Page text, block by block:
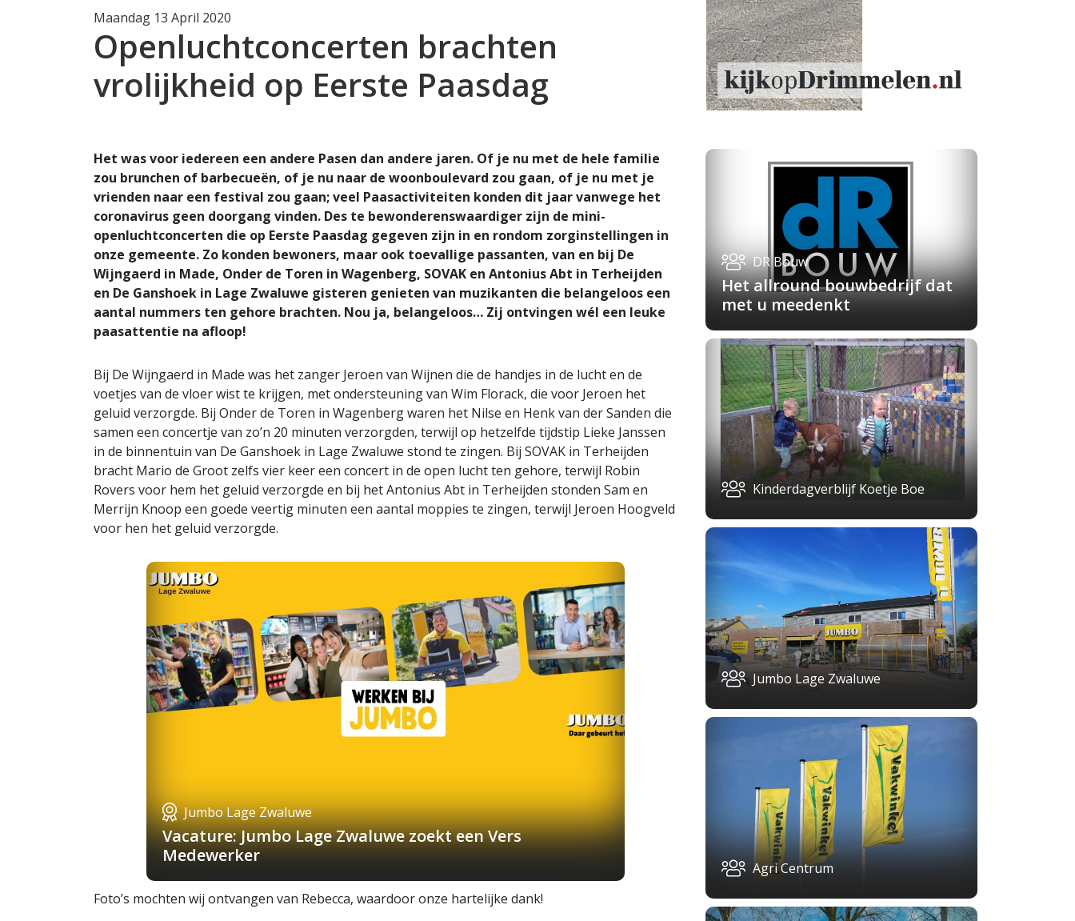
Maandag 13 April 2020
Openluchtconcerten brachten
vrolijkheid op Eerste Paasdag
Het was voor iedereen een andere Pasen dan andere jaren. Of je nu met de hele familie
zou brunchen of barbecueën, of je nu naar de woonboulevard zou gaan, of je nu met je
vrienden naar een festival zou gaan; veel Paasactiviteiten konden dit jaar vanwege het
coronavirus geen doorgang vinden. Des te bewonderenswaardiger zijn de mini-
openluchtconcerten die op Eerste Paasdag gegeven zijn in en rondom zorginstellingen in
onze gemeente. Zo konden bewoners, maar ook toevallige passanten, van en bij De
Wijngaerd in Made, Onder de Toren in Wagenberg, SOVAK en Antonius Abt in Terheijden
en De Ganshoek in Lage Zwaluwe gisteren genieten van muzikanten die belangeloos een
aantal nummers ten gehore brachten. Nou ja, belangeloos… Zij ontvingen wél een leuke
paasattentie na afloop!
Bij De Wijngaerd in Made was het zanger Jeroen van Wijnen die de handjes in de lucht en de
voetjes van de vloer wist te krijgen, met ondersteuning van Wim Florack, die voor Jeroen het
geluid verzorgde. Bij Onder de Toren in Wagenberg waren het Nilse en Henk van der Sanden die
samen een concertje van zo’n 20 minuten verzorgden, terwijl op hetzelfde tijdstip Lieke Janssen
in de binnentuin van De Ganshoek in Lage Zwaluwe stond te zingen. Bij SOVAK in Terheijden
bracht Mario de Groot zelfs vier keer een concert in de open lucht ten gehore, terwijl Robin
Rovers voor hem het geluid verzorgde en bij het Antonius Abt in Terheijden stonden Sam en
Merrijn Knoop een goede veertig minuten een aantal moppies te zingen, terwijl Jeroen Hoogveld
voor hen het geluid verzorgde.
Jumbo Lage Zwaluwe
Vacature: Jumbo Lage Zwaluwe zoekt een Vers
Medewerker
Foto’s mochten wij ontvangen van Rebecca, waardoor onze hartelijke dank!
DR Bouw
Het allround bouwbedrijf dat
met u meedenkt
Kinderdagverblijf Koetje Boe
Jumbo Lage Zwaluwe
Agri Centrum